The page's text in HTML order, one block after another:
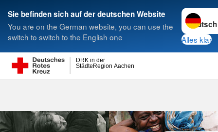
Sie befinden sich auf der deutschen Website
You are on the German website, you can use the
switch to switch to the English one
Sprache
Alles klar
StädteRegion Aachen
DRK in der
Suche